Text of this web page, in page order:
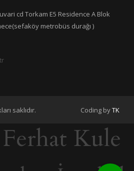
cd Torkam E5 Residence A Blok
metrobüs durağı )
saklıdır. Coding byTK
Kule